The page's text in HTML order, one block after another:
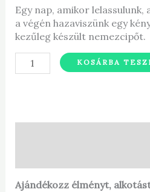
Egy nap, amikor lelassulunk,
a végén hazaviszünk egy
kezűleg készült nemezcipőt.
KOSÁRBA
Ajándékozz élményt,